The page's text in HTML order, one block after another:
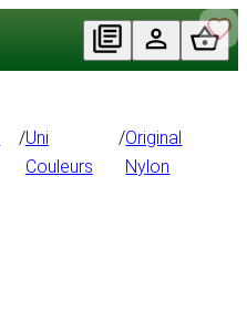
/Uni
Couleurs
/Original
Nylon